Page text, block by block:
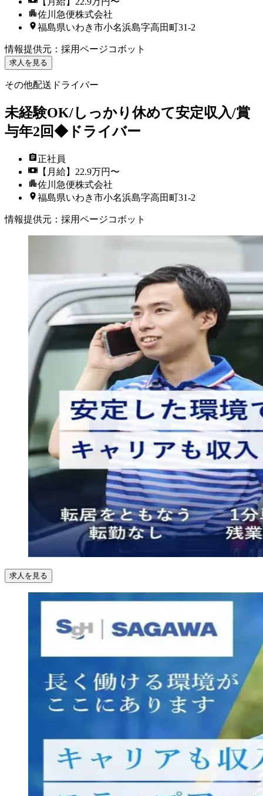
佐川急便株式会社
福島県いわき市小名浜島字高田町31-2
情報提供元 ： 採用ページコボット
求人を見る
その他配送ドライバー
未経験OK/しっかり休めて安定収入/賞
与年2回◆ドライバー
正社員
【月給】22.9万円〜
佐川急便株式会社
福島県いわき市小名浜島字高田町31-2
情報提供元 ： 採用ページコボット
求人を見る